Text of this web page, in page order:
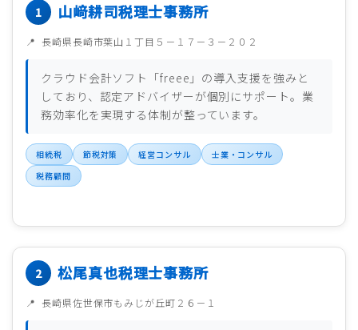
山﨑耕司税理士事務所
長崎県長崎市葉山１丁目５－１７－３－２０２
クラウド会計ソフト「freee」の導入支援を強みと
しており、認定アドバイザーが個別にサポート。業
務効率化を実現する体制が整っています。
相続税 節税対策 経営コンサル
士業・コンサル
税務顧問
松尾真也税理士事務所
長崎県佐世保市もみじが丘町２６－１